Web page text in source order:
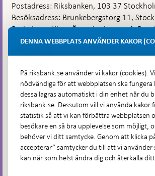
Postadress: Riksbanken, 103 37
Besöksadress: Brunkebergstorg 11,
Budadress: Klara Östra kyrkogata 4,
Lastplats 6
Hitta direkt
Frågor och svar-
Öppnas
i
ny
flik
Till Riksbankens webbarkiv-
Öppnas
i
ny
Presskontakt
Integritetspolicy
DENNA WEBBPLATS ANVÄNDER KAKOR
På riksbank.se använder vi kakor (cookies).
nödvändiga för att webbplatsen ska fungera
dessa lagras automatiskt i din enhet när du
riksbank.se. Dessutom vill vi använda kakor
statistik så att vi kan förbättra webbplatsen
besökare en så bra upplevelse som möjligt,
behöver vi ditt samtycke. Genom att klicka
accepterar” samtycker du till att vi använder
kan när som helst ändra dig och återkalla